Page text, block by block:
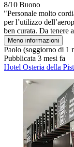
8/10 Buono
"Personale molto
per l’utilizzo
ben curata. Da tenere
Meno informazioni
Paolo (soggiorno di 1
Pubblicata 3 mesi fa
Hotel Osteria della